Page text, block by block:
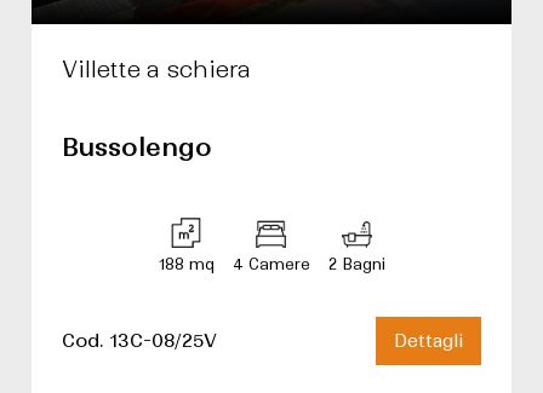
Villette a schiera
Bussolengo
188 mq 4 Camere 2 Bagni
Cod. 13C-08/25V Dettagli